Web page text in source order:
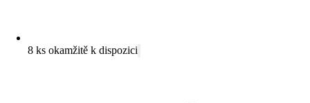
8 ks okamžitě k dispozici